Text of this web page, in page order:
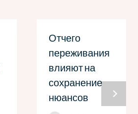
Отчего
переживания
влияют на
сохранение
нюансов